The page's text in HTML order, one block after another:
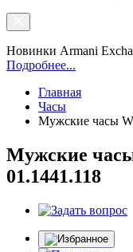
Новинки Armani
Подробнее...
Главная
Часы
Мужские часы
Мужские
01.1441.118